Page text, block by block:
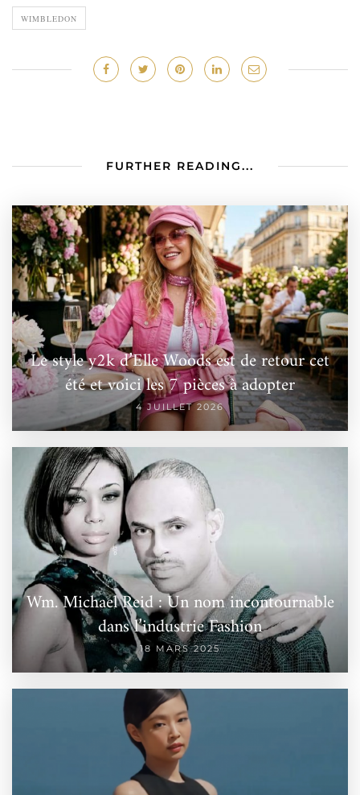
WIMBLEDON
FURTHER READING...
Le style y2k d’Elle Woods est de retour cet
été et voici les 7 pièces à adopter
4 JUILLET 2026
Wm. Michael Reid : Un nom incontournable
dans l’industrie Fashion
18 MARS 2025